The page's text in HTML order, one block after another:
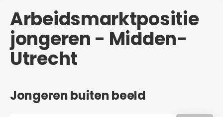
Arbeidsmarktpositie
jongeren - Midden-
Utrecht
Jongeren buiten beeld